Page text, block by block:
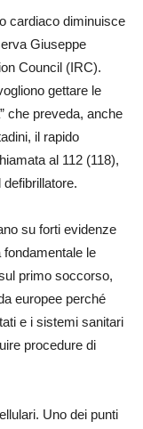
cardiaco diminuisce
Giuseppe
Council (IRC).
gettare le
che preveda, anche
il rapido
al 112 (118),
defibrillatore.
su forti evidenze
le
primo soccorso,
europee perché
e i sistemi sanitari
procedure di
Uno dei punti